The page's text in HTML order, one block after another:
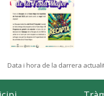
Data i hora de la darrera